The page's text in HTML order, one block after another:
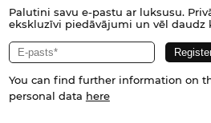
Palutini savu e-pastu ar luksusu.
ekskluzīvi piedāvājumi un vēl daudz
You can find further information on
personal data here